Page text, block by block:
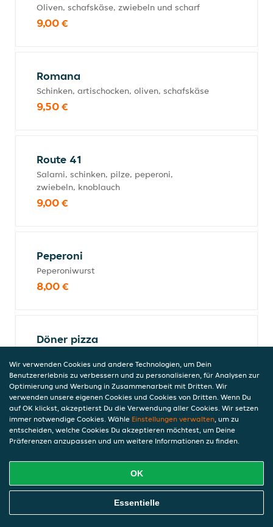
Oliven, schafskäse, zwiebeln und scharf
9,00 €
Romana
Schinken, artischocken, oliven, schafskäse
9,50 €
Route 41
Salami, schinken, pilze, peperoni,
zwiebeln, knoblauch
9,00 €
Peperoni
Peperoniwurst
8,00 €
Döner pizza
pommes
10,00 €
Speziale
9,50 €
Funghi
Online Essen Bestellen
Wir verwenden Cookies und andere Technologien, um Dein
Benutzererlebnis zu verbessern und zu personalisieren, für Analysen zur
Optimierung und Werbung in Zusammenarbeit mit Dritten. Wir
verwenden unsere eigenen Cookies und Cookies von Dritten. Wenn Du
auf OK klickst, akzeptierst Du die Verwendung aller Cookies. Wir setzen
immer notwendige Cookies. Wähle Einstellungen verwalten, um zu
entscheiden, welche Cookies Du akzeptieren möchtest, um Deine
Präferenzen anzupassen und um weitere Informationen zu finden.
OK
Essentielle